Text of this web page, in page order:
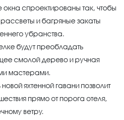
спроектированы так, чтобы
и багряные закаты
убранства.
будут преобладать
смолой дерево и ручная
мастерами.
яхтенной гавани позволит
прямо от порога отеля,
ветру.